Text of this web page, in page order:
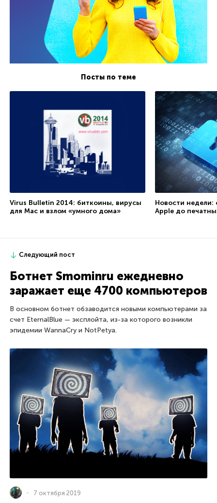
Посты по теме
Virus Bulletin 2014: биткоины, вирусы
для Mac и взлом «умного дома»
Новости недели:
Apple до
Следующий пост
Ботнет Smominru ежедневно
заражает еще 4700 компьютеров
В основном ботнет обзаводится новыми компьютерами за
счет EternalBlue — эксплойта, из-за которого возникли
эпидемии WannaCry и NotPetya.
7 октября 2019